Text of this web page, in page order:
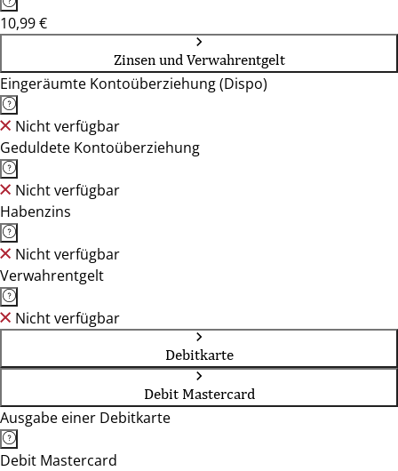
10,99 €
Zinsen und Verwahrentgelt
Eingeräumte Kontoüberziehung (Dispo)
Nicht verfügbar
Geduldete Kontoüberziehung
Nicht verfügbar
Habenzins
Nicht verfügbar
Verwahrentgelt
Nicht verfügbar
Debitkarte
Debit Mastercard
Ausgabe einer Debitkarte
Debit Mastercard